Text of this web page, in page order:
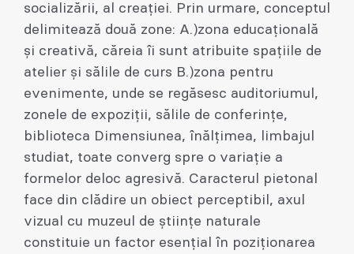
socializării, al creației. Prin urmare, conceptul
delimitează două zone: A.)zona educațională
și creativă, căreia îi sunt atribuite spațiile de
atelier și sălile de curs B.)zona pentru
evenimente, unde se regăsesc auditoriumul,
zonele de expoziții, sălile de conferințe,
biblioteca Dimensiunea, înălțimea, limbajul
studiat, toate converg spre o variație a
formelor deloc agresivă. Caracterul pietonal
face din clădire un obiect perceptibil, axul
vizual cu muzeul de științe naturale
constituie un factor esențial în poziționarea